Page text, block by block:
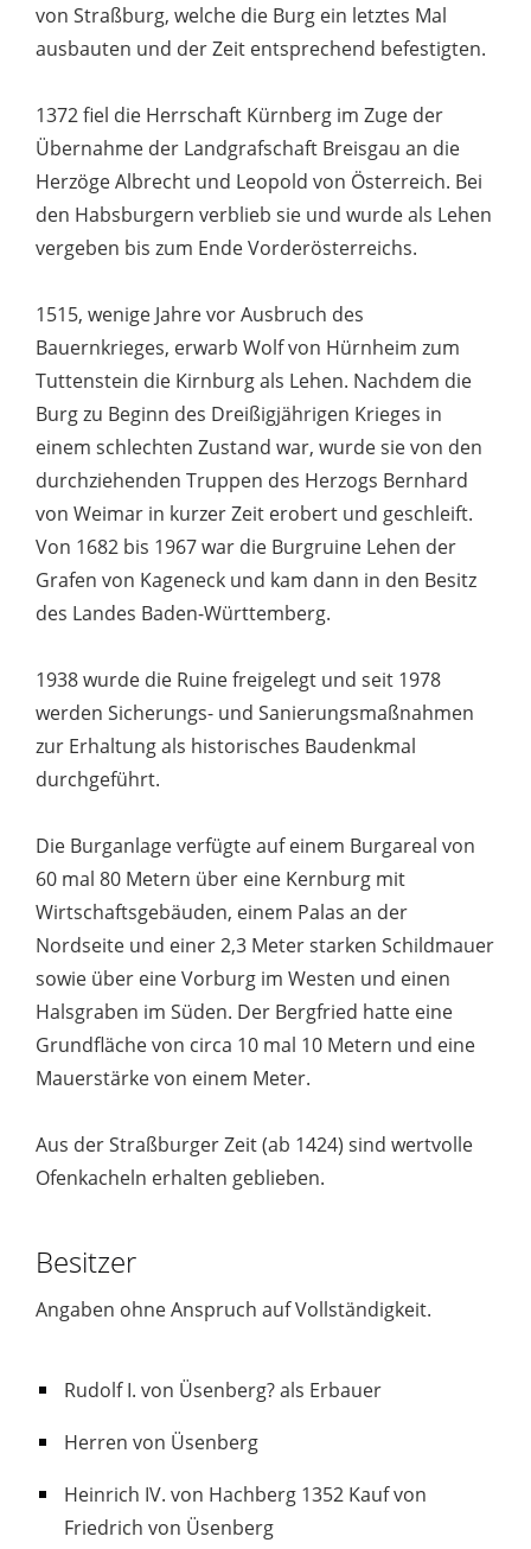
von Straßburg, welche die Burg ein letztes Mal
ausbauten und der Zeit entsprechend befestigten.
1372 fiel die Herrschaft Kürnberg im Zuge der
Übernahme der Landgrafschaft Breisgau an die
Herzöge Albrecht und Leopold von Österreich. Bei
den Habsburgern verblieb sie und wurde als Lehen
vergeben bis zum Ende Vorderösterreichs.
1515, wenige Jahre vor Ausbruch des
Bauernkrieges, erwarb Wolf von Hürnheim zum
Tuttenstein die Kirnburg als Lehen. Nachdem die
Burg zu Beginn des Dreißigjährigen Krieges in
einem schlechten Zustand war, wurde sie von den
durchziehenden Truppen des Herzogs Bernhard
von Weimar in kurzer Zeit erobert und geschleift.
Von 1682 bis 1967 war die Burgruine Lehen der
Grafen von Kageneck und kam dann in den Besitz
des Landes Baden-Württemberg.
1938 wurde die Ruine freigelegt und seit 1978
werden Sicherungs- und Sanierungsmaßnahmen
zur Erhaltung als historisches Baudenkmal
durchgeführt.
Die Burganlage verfügte auf einem Burgareal von
60 mal 80 Metern über eine Kernburg mit
Wirtschaftsgebäuden, einem Palas an der
Nordseite und einer 2,3 Meter starken Schildmauer
sowie über eine Vorburg im Westen und einen
Halsgraben im Süden. Der Bergfried hatte eine
Grundfläche von circa 10 mal 10 Metern und eine
Mauerstärke von einem Meter.
Aus der Straßburger Zeit (ab 1424) sind wertvolle
Ofenkacheln erhalten geblieben.
Besitzer
Angaben ohne Anspruch auf Vollständigkeit.
Rudolf I. von Üsenberg? als Erbauer
Herren von Üsenberg
Heinrich IV. von Hachberg 1352 Kauf von
Friedrich von Üsenberg